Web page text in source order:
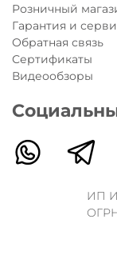
Розничный
Гарантия и
Обратная связь
Сертификаты
Видеообзоры
ИП